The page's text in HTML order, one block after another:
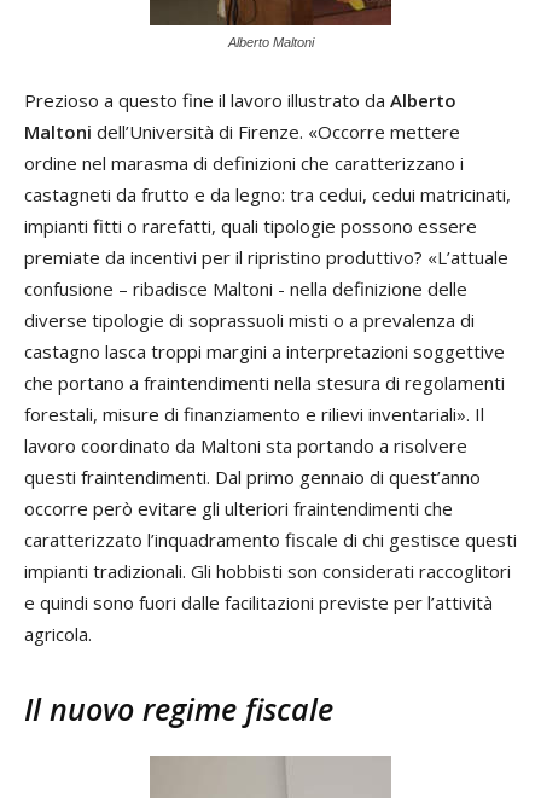
Alberto Maltoni
Prezioso a questo fine il lavoro illustrato da Alberto
Maltoni dell’Università di Firenze. «Occorre mettere
ordine nel marasma di definizioni che caratterizzano i
castagneti da frutto e da legno: tra cedui, cedui matricinati,
impianti fitti o rarefatti, quali tipologie possono essere
premiate da incentivi per il ripristino produttivo? «L’attuale
confusione – ribadisce Maltoni - nella definizione delle
diverse tipologie di soprassuoli misti o a prevalenza di
castagno lasca troppi margini a interpretazioni soggettive
che portano a fraintendimenti nella stesura di regolamenti
forestali, misure di finanziamento e rilievi inventariali». Il
lavoro coordinato da Maltoni sta portando a risolvere
questi fraintendimenti. Dal primo gennaio di quest’anno
occorre però evitare gli ulteriori fraintendimenti che
caratterizzato l’inquadramento fiscale di chi gestisce questi
impianti tradizionali. Gli hobbisti son considerati raccoglitori
e quindi sono fuori dalle facilitazioni previste per l’attività
agricola.
Il nuovo regime fiscale